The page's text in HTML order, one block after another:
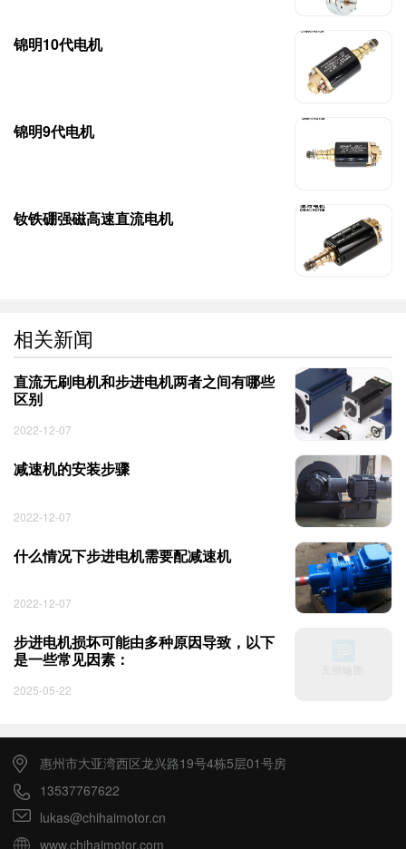
锦明10代电机
锦明9代电机
钕铁硼强磁高速直流电机
相关新闻
直流无刷电机和步进电机两者之间有哪些
区别
2022-12-07
减速机的安装步骤
2022-12-07
什么情况下步进电机需要配减速机 ​
2022-12-07
步进电机损坏可能由多种原因导致，以下
是一些常见因素：
2025-05-22
惠州市大亚湾西区龙兴路19号4栋5层01号房
13537767622
lukas@chihaimotor.cn
www.chihaimotor.com